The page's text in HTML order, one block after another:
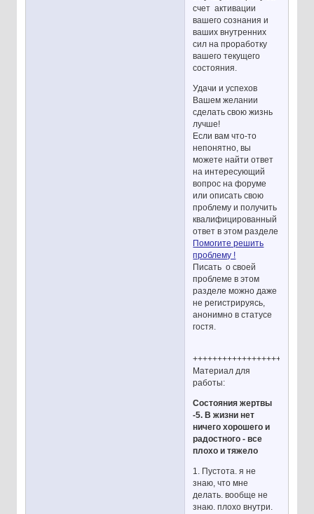
счет активации
вашего сознания и
ваших внутренних
сил на проработку
вашего текущего
состояния.
Удачи и успехов
Вашем желании
сделать свою жизнь
лучше!
Если вам что-то
непонятно, вы
можете найти ответ
на интересующий
вопрос на форуме
или описать свою
проблему и получить
квалифицированный
ответ в этом разделе
Помогите решить
проблему !
Писать о своей
проблеме в этом
разделе можно даже
не регистрируясь,
анонимно в статусе
гостя.
Материал для
работы:
Состояния жертвы
-5. В жизни нет
ничего хорошего и
радостного - все
плохо и тяжело
1. Пустота. я не
знаю, что мне
делать. вообще не
знаю. плохо внутри.